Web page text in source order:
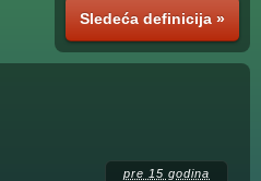
Sledeća definicija »
pre 15 godina